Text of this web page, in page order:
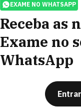
EXAME NO WHATSAPP
Receba as
Exame no
WhatsApp